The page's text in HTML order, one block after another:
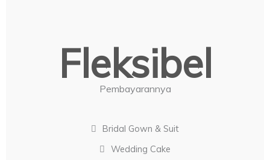
Fleksibel
Pembayarannya
Bridal Gown & Suit
Wedding Cake